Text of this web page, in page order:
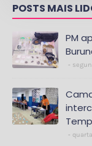
POSTS MAIS
PM